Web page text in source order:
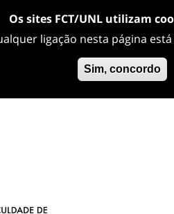
Os sites FCT/UNL utilizam
ligação nesta página
Sim, concordo